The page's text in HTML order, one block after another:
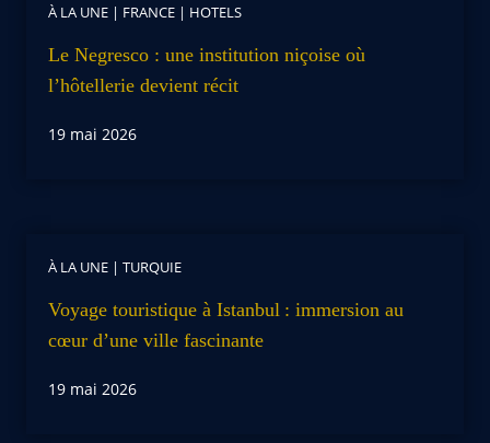
À LA UNE | FRANCE | HOTELS
Le Negresco : une institution niçoise où
l’hôtellerie devient récit
19 mai 2026
À LA UNE | TURQUIE
Voyage touristique à Istanbul : immersion au
cœur d’une ville fascinante
19 mai 2026